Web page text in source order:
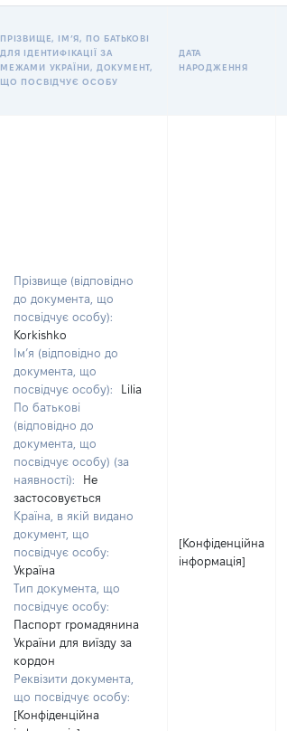
ПРІЗВИЩЕ, ІМʼЯ, ПО БАТЬКОВІ
ДЛЯ ІДЕНТИФІКАЦІЇ ЗА
МЕЖАМИ УКРАЇНИ, ДОКУМЕНТ,
ЩО ПОСВІДЧУЄ ОСОБУ
ДАТА
НАРОДЖЕННЯ
Прізвище (відповідно
до документа, що
посвідчує особу):
Korkishko
Ім’я (відповідно до
документа, що
посвідчує особу):
Lilia
По батькові
(відповідно до
документа, що
посвідчує особу) (за
наявності):
Не
застосовується
Країна, в якій видано
документ, що
посвідчує особу:
Україна
Тип документа, що
посвідчує особу:
Паспорт громадянина
України для виїзду за
кордон
Реквізити документа,
що посвідчує особу:
[Конфіденційна
[Конфіденційна
інформація]